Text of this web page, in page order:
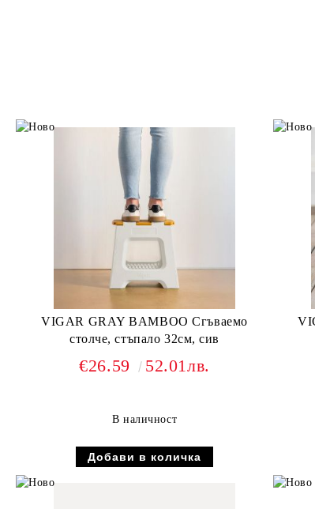
VIGAR GRAY BAMBOO Сгъваемо
столче, стъпало 32см, сив
€26.59 52.01лв.
В наличност